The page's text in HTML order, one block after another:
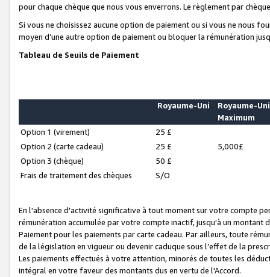
pour chaque chèque que nous vous enverrons. Le règlement par
Si vous ne choisissez aucune option de paiement ou si vous ne nous
moyen d’une autre option de paiement ou bloquer la rémunération
Tableau de Seuils de Paiement
Royaume-Uni
Royaume-Uni
Maximum
Option 1 (virement)
25 £
Option 2 (carte cadeau)
25 £
5,000£
Option 3 (chèque)
50 £
Frais de traitement des chèques
S/O
En l'absence d'activité significative à tout moment sur votre compte
rémunération accumulée par votre compte inactif, jusqu'à un montant
Paiement pour les paiements par carte cadeau. Par ailleurs, toute
de la législation en vigueur ou devenir caduque sous l’effet de la
Les paiements effectués à votre attention, minorés de toutes les
intégral en votre faveur des montants dus en vertu de l'Accord.